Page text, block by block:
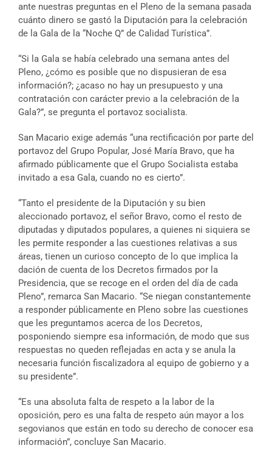
ante nuestras preguntas en el Pleno de la semana pasada
cuánto dinero se gastó la Diputación para la celebración
de la Gala de la “Noche Q” de Calidad Turística”.
“Si la Gala se había celebrado una semana antes del
Pleno, ¿cómo es posible que no dispusieran de esa
información?; ¿acaso no hay un presupuesto y una
contratación con carácter previo a la celebración de la
Gala?”, se pregunta el portavoz socialista.
San Macario exige además “una rectificación por parte del
portavoz del Grupo Popular, José María Bravo, que ha
afirmado públicamente que el Grupo Socialista estaba
invitado a esa Gala, cuando no es cierto”.
“Tanto el presidente de la Diputación y su bien
aleccionado portavoz, el señor Bravo, como el resto de
diputadas y diputados populares, a quienes ni siquiera se
les permite responder a las cuestiones relativas a sus
áreas, tienen un curioso concepto de lo que implica la
dación de cuenta de los Decretos firmados por la
Presidencia, que se recoge en el orden del día de cada
Pleno”, remarca San Macario. “Se niegan constantemente
a responder públicamente en Pleno sobre las cuestiones
que les preguntamos acerca de los Decretos,
posponiendo siempre esa información, de modo que sus
respuestas no queden reflejadas en acta y se anula la
necesaria función fiscalizadora al equipo de gobierno y a
su presidente”.
“Es una absoluta falta de respeto a la labor de la
oposición, pero es una falta de respeto aún mayor a los
segovianos que están en todo su derecho de conocer esa
información”, concluye San Macario.